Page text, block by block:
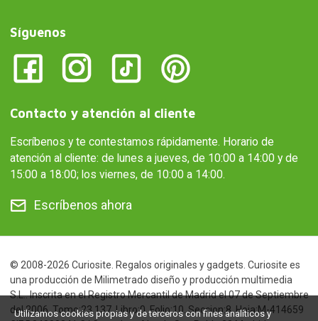
Síguenos
Contacto y atención al cliente
Escríbenos y te contestamos rápidamente. Horario de
atención al cliente: de lunes a jueves, de 10:00 a 14:00 y de
15:00 a 18:00; los viernes, de 10:00 a 14:00.
Escríbenos ahora
© 2008-2026 Curiosite. Regalos originales y gadgets. Curiosite es
una producción de Milimetrado diseño y producción multimedia
S.L.. Inscrita en el Registro Mercantil de Madrid el 07 de Septiembre
del 2006. Tomo:23.137. Libro:0. Folio:10. Seccion:8. Hoja:M-414659
Utilizamos cookies propias y de terceros con fines analíticos y